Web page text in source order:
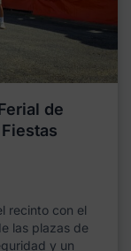
de
recinto con el
las plazas de
y un